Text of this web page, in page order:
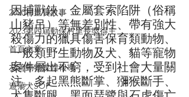
2020村里長故事
2023第四屆動保村里長奬得主
首頁文章
友善動物媒體報導
遊蕩犬SOP
因捕獸鋏、金屬套索陷阱（俗稱
山豬吊）等無差別性、帶有強大
殺傷力的獵具傷害保育類動物、
一般類野生動物及犬、貓等寵物
案件層出不窮，受到社會大量關
注。多起黑熊斷掌、獼猴斷手、